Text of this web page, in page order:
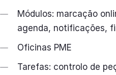
Módulos: marcação
agenda, notificações,
Oficinas PME
Tarefas: controlo de